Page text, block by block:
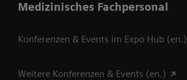
Medizinisches Fachpersonal
Konferenzen & Events im Expo Hub (en.)
Weitere Konferenzen & Events (en.)